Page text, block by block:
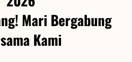
Mari Bergabung
Kami